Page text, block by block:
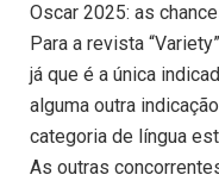
Oscar 2025: as
Para a revista
já que é a única
alguma outra
categoria de língua
As outras